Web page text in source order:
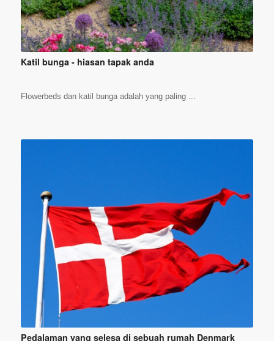
Katil bunga - hiasan tapak anda
Flowerbeds dan katil bunga adalah yang paling ...
Pedalaman yang selesa di sebuah rumah Denmark